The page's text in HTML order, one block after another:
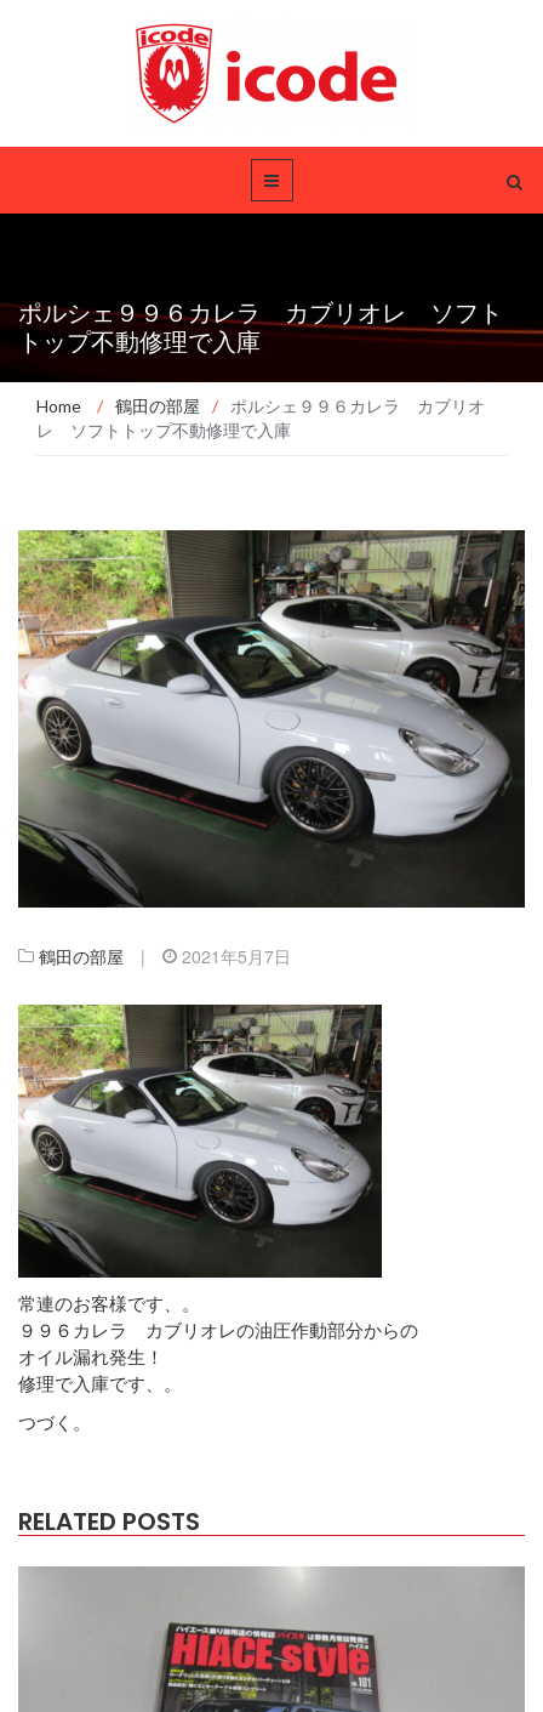
ポルシェ９９６カレラ カブリオレ ソフト
トップ不動修理で入庫
Home / 鶴田の部屋 /
ポルシェ９９６カレラ カブリオ
レ ソフトトップ不動修理で入庫
鶴田の部屋 | 2021年5月7日
常連のお客様です、。
９９６カレラ カブリオレの油圧作動部分からの
オイル漏れ発生！
修理で入庫です、。
つづく。
RELATED POSTS